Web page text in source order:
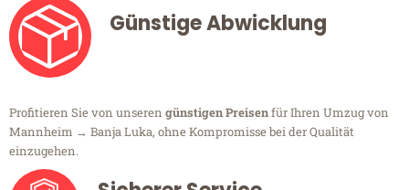
Günstige Abwicklung
Profitieren Sie von unseren günstigen Preisenfür Ihren Umzug von
Mannheim → Banja Luka, ohne Kompromisse bei der Qualität
einzugehen.